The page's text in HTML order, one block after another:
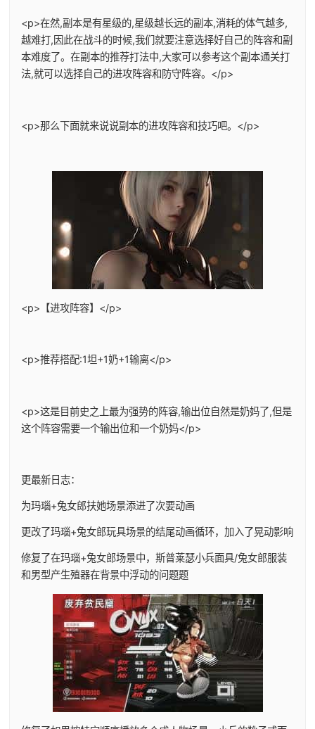
<p>在然,副本是有星级的,星级越长远的副本,消耗的体气越多,
越难打,因此在战斗的时候,我们就要注意选择好自己的阵容和副
本难度了。在副本的推荐打法中,大家可以参考这个副本通关打
法,就可以选择自己的进攻阵容和防守阵容。</p>
<p>那么下面就来说说副本的进攻阵容和技巧吧。</p>
<p>【进攻阵容】</p>
<p>推荐搭配:1坦+1奶+1输离</p>
<p>这是目前史之上最为强势的阵容,输出位自然是奶妈了,但是
这个阵容需要一个输出位和一个奶妈</p>
更最新日志：
为玛瑙+兔女郎扶她场景添进了次要动画
更改了玛瑙+兔女郎玩具场景的结尾动画循环，加入了晃动影响
修复了在玛瑙+兔女郎场景中，斯普莱瑟小兵面具/兔女郎服装
和男型产生殖器在背景中浮动的问题题